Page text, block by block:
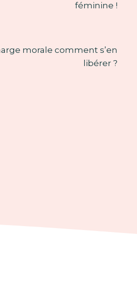
féminine !
morale comment s’en
libérer ?